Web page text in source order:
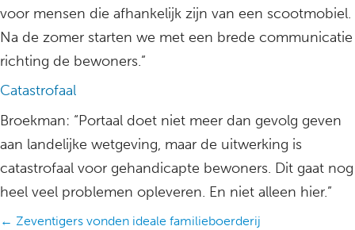
voor mensen die afhankelijk zijn van een scootmobiel.
Na de zomer starten we met een brede communicatie
richting de bewoners.”
Catastrofaal
Broekman: “Portaal doet niet meer dan gevolg geven
aan landelijke wetgeving, maar de uitwerking is
catastrofaal voor gehandicapte bewoners. Dit gaat nog
heel veel problemen opleveren. En niet alleen hier.”
Posts
← Zeventigers vonden ideale familieboerderij